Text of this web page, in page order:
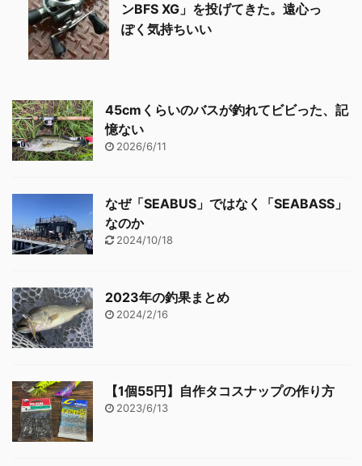
ンBFS XG」を投げてきた。遠心っ
ぽく気持ちいい
45cmくらいのバスが釣れてビビった、記
憶ない
2026/6/11
なぜ「SEABUS」ではなく「SEABASS」
なのか
2024/10/18
2023年の釣果まとめ
2024/2/16
【1個55円】自作タコスナップの作り方
2023/6/13